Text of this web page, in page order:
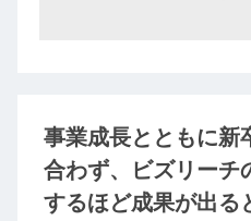
事業成長とともに新
合わず、ビズリーチ
するほど成果が出る